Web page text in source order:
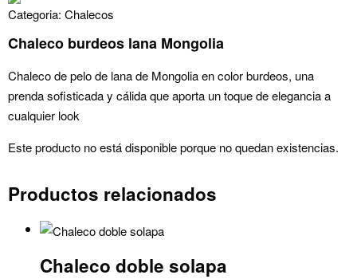
Categoria: Chalecos
Chaleco burdeos lana Mongolia
Chaleco de pelo de lana de Mongolia en color burdeos, una
prenda sofisticada y cálida que aporta un toque de elegancia a
cualquier look
Este producto no está disponible porque no quedan existencias.
Productos relacionados
Chaleco doble solapa